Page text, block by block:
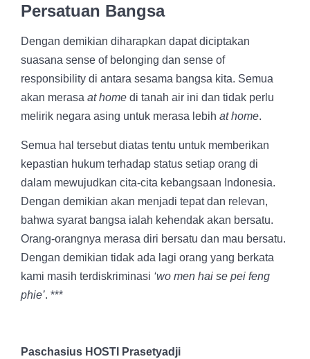
Persatuan Bangsa
Dengan demikian diharapkan dapat diciptakan
suasana sense of belonging dan sense of
responsibility di antara sesama bangsa kita. Semua
akan merasa at home di tanah air ini dan tidak perlu
melirik negara asing untuk merasa lebih at home.
Semua hal tersebut diatas tentu untuk memberikan
kepastian hukum terhadap status setiap orang di
dalam mewujudkan cita-cita kebangsaan Indonesia.
Dengan demikian akan menjadi tepat dan relevan,
bahwa syarat bangsa ialah kehendak akan bersatu.
Orang-orangnya merasa diri bersatu dan mau bersatu.
Dengan demikian tidak ada lagi orang yang berkata
kami masih terdiskriminasi ‘wo men hai se pei feng
phie’. ***
Paschasius HOSTI Prasetyadji